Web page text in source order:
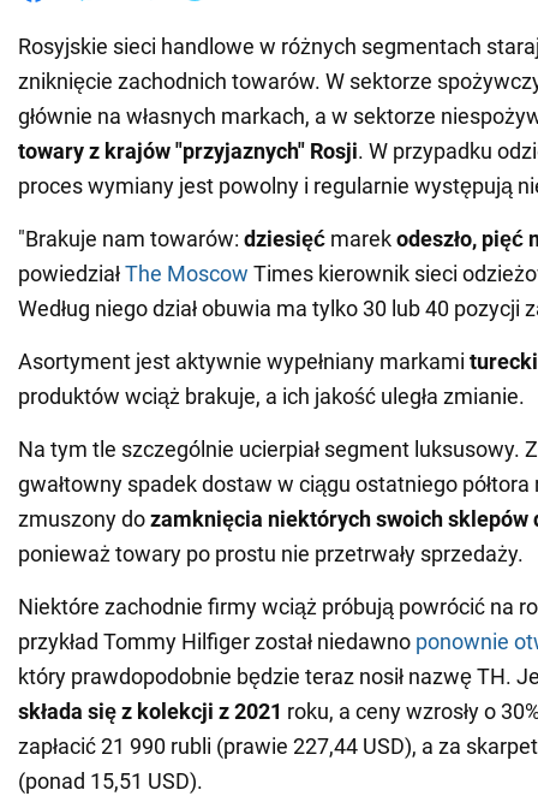
Rosyjskie sieci handlowe w różnych segmentach
zniknięcie zachodnich towarów. W sektorze
głównie na własnych markach, a w sektorze
towary z krajów "przyjaznych" Rosji. W przypadku
proces wymiany jest powolny i regularnie występują
"Brakuje nam towarów: dziesięć marekodeszło, pięć
powiedziałThe Moscow Times kierownik sieci
Według niego dział obuwia ma tylko 30 lub 40 pozycji
Asortyment jest aktywnie wypełniany markami
produktów wciąż brakuje, a ich jakość uległa zmianie.
Na tym tle szczególnie ucierpiał segment luksusowy.
gwałtowny spadek dostaw w ciągu ostatniego półtora
zmuszony dozamknięcia niektórych swoich sklepów
ponieważ towary po prostu nie przetrwały sprzedaży.
Niektóre zachodnie firmy wciąż próbują powrócić na
przykład Tommy Hilfiger został niedawno ponownie
który prawdopodobnie będzie teraz nosił nazwę TH.
składa się z kolekcji z 2021 roku, a ceny wzrosły o
zapłacić 21 990 rubli (prawie 227,44 USD), a za
(ponad 15,51 USD).